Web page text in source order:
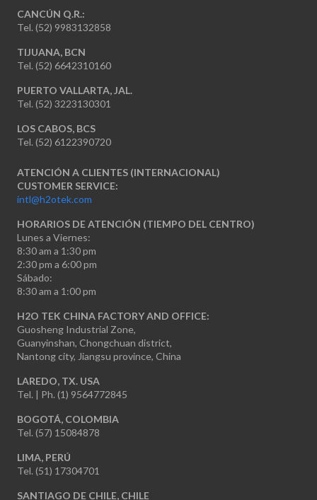
CANCÚN Q.R.:
Tel. (52) 9983132858
TIJUANA, BCN
Tel. (52) 6642310160
PUERTO VALLARTA, JAL.
Tel. (52) 3223130301
LOS CABOS, BCS
Tel. (52) 6122390720
ATENCIÓN A CLIENTES (INTERNACIONAL)
CUSTOMER SERVICE:
intl@h2otek.com
HORARIOS DE ATENCIÓN (TIEMPO DEL CENTRO)
Lunes a Viernes:
8:30 am a 1:30 pm
2:30 pm a 6:00 pm
Sábado:
8:30 am a 1:00 pm
H2O TEK CHINA FACTORY AND OFFICE:
Guosheng Industrial Zone,
Guanyinshan, Chongchuan district,
Nantong city, Jiangsu province, China
LAREDO, TX. USA
Tel. | Ph. (1) 9564772845
BOGOTÁ, COLOMBIA
Tel. (57) 15084878
LIMA, PERÚ
Tel. (51) 17304701
SANTIAGO DE CHILE, CHILE